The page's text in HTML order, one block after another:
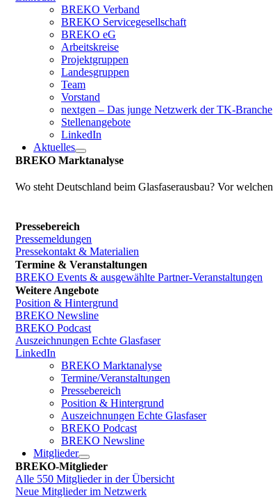
BREKO Verband
BREKO Servicegesellschaft
BREKO eG
Arbeitskreise
Projektgruppen
Landesgruppen
Team
Vorstand
nextgen – Das junge Netzwerk der TK-Branche
Stellenangebote
LinkedIn
Aktuelles
BREKO Marktanalyse
Wo steht Deutschland beim Glasfaserausbau? Vor
Pressebereich
Pressemeldungen
Pressekontakt & Materialien
Termine & Veranstaltungen
BREKO Events & ausgewählte Partner-Veranstaltungen
Weitere Angebote
Position & Hintergrund
BREKO Newsline
BREKO Podcast
Auszeichnungen Echte Glasfaser
LinkedIn
BREKO Marktanalyse
Termine/Veranstaltungen
Pressebereich
Position & Hintergrund
Auszeichnungen Echte Glasfaser
BREKO Podcast
BREKO Newsline
Mitglieder
BREKO-Mitglieder
Alle 550 Mitglieder in der Übersicht
Neue Mitglieder im Netzwerk